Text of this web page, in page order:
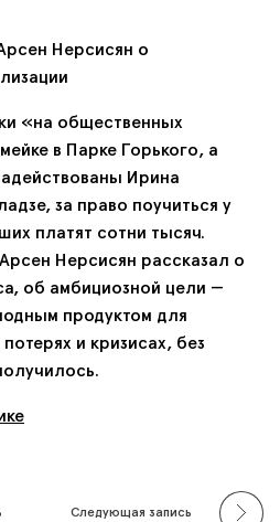
Нерсисян о
«на общественных
в Парке Горького, а
Ирина
за право поучиться у
платят сотни тысяч.
Нерсисян рассказал о
об амбициозной цели —
продуктом для
и кризисах, без
Следующая запись